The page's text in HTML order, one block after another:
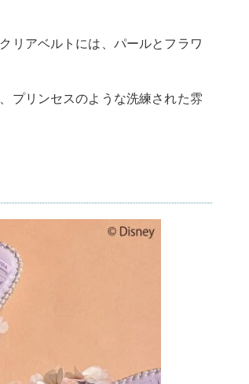
リアベルトには、パールとフラワ
プリンセスのような洗練された雰